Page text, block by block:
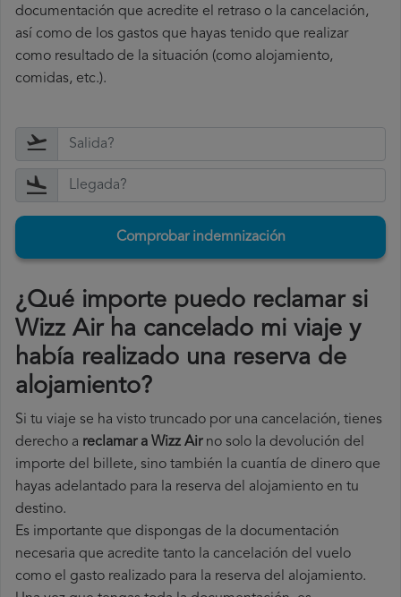
documentación que acredite el retraso o la cancelación,
así como de los gastos que hayas tenido que realizar
como resultado de la situación (como alojamiento,
comidas, etc.).
Comprobar indemnización
¿Qué importe puedo reclamar si
Wizz Air ha cancelado mi viaje y
había realizado una reserva de
alojamiento?
Si tu viaje se ha visto truncado por una cancelación, tienes
derecho a reclamar a Wizz Airno solo la devolución del
importe del billete, sino también la cuantía de dinero que
hayas adelantado para la reserva del alojamiento en tu
destino.
Es importante que dispongas de la documentación
necesaria que acredite tanto la cancelación del vuelo
como el gasto realizado para la reserva del alojamiento.